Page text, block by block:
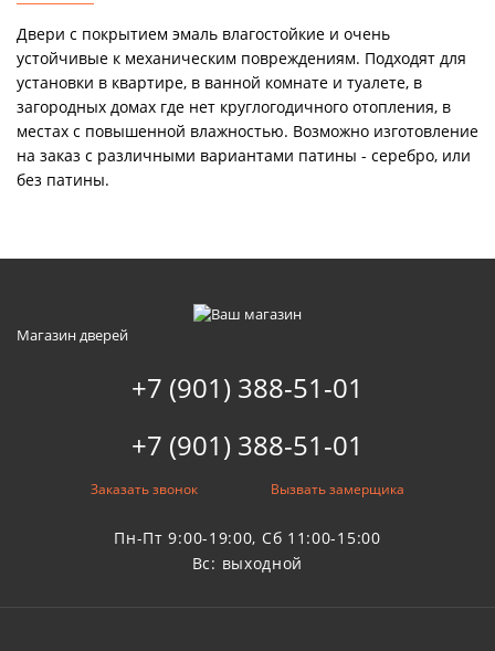
Двери с покрытием эмаль влагостойкие и очень
устойчивые к механическим повреждениям. Подходят для
установки в квартире, в ванной комнате и туалете, в
загородных домах где нет круглогодичного отопления, в
местах с повышенной влажностью. Возможно изготовление
на заказ с различными вариантами патины - серебро, или
без патины.
Магазин дверей
+7 (901) 388-51-01
+7 (901) 388-51-01
Заказать звонок Вызвать замерщика
Пн-Пт 9:00-19:00, Сб 11:00-15:00
Вс: выходной